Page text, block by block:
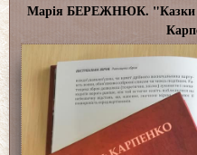
Марія БЕРЕЖНЮК. "Казки